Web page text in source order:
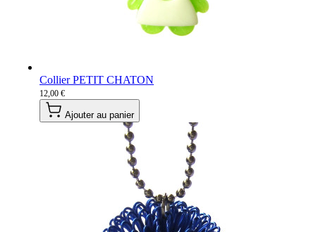
Collier PETIT CHATON
12,00 €
Ajouter au panier